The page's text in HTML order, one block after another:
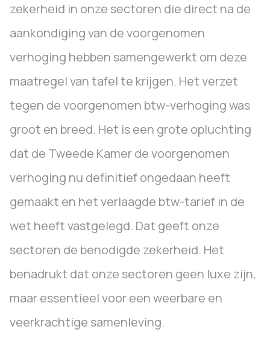
zekerheid in onze sectoren die direct na de
aankondiging van de voorgenomen
verhoging hebben samengewerkt om deze
maatregel van tafel te krijgen. Het verzet
tegen de voorgenomen btw-verhoging was
groot en breed. Het is een grote opluchting
dat de Tweede Kamer de voorgenomen
verhoging nu definitief ongedaan heeft
gemaakt en het verlaagde btw-tarief in de
wet heeft vastgelegd. Dat geeft onze
sectoren de benodigde zekerheid. Het
benadrukt dat onze sectoren geen luxe zijn,
maar essentieel voor een weerbare en
veerkrachtige samenleving.